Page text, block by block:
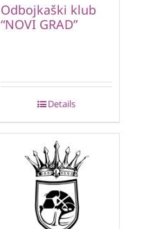
Odbojkaški klub
“NOVI GRAD”
Details